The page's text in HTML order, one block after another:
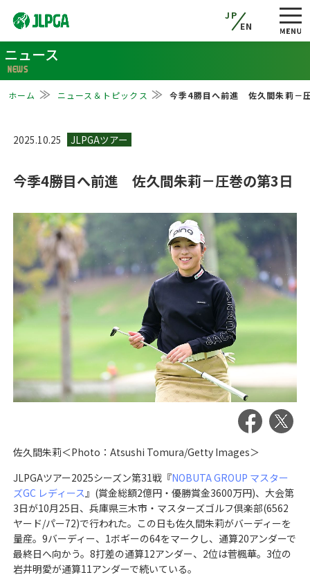
JP
EN
ニュース
NEWS
ホーム ニュース＆トピックス 今季4勝目へ前進 佐久間朱莉－
2025.10.25
今季4勝目へ前進 佐久間朱莉－圧巻の第3日
佐久間朱莉＜Photo：Atsushi Tomura/Getty Images＞
JLPGAツアー2025シーズン第31戦『NOBUTA GROUP マスター
ズGC レディース 』(賞金総額2億円・優勝賞金3600万円)、大会第
3日が10月25日、兵庫県三木市・マスターズゴルフ倶楽部(6562
ヤード/パー72)で行われた。この日も佐久間朱莉がバーディーを
量産。9バーディー、1ボギーの64をマークし、通算20アンダーで
最終日へ向かう。8打差の通算12アンダー、2位は菅楓華。3位の
岩井明愛が通算11アンダーで続いている。